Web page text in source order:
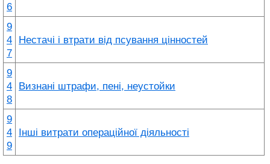
6
9
4
7
Нестачі і втрати від псування цінностей
9
4
8
Визнані штрафи, пені, неустойки
9
4
9
Інші витрати операційної діяльності